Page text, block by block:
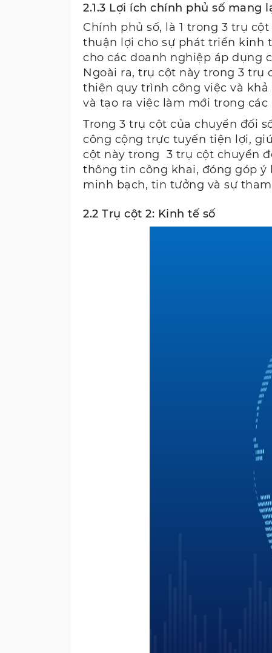
2.1.3 Lợi ích chính phủ số mang
Chính phủ số, là 1 trong 3 trụ
thuận lợi cho sự phát triển kinh
cho các doanh nghiệp áp dụng
Ngoài ra, trụ cột này trong 3 trụ
thiện quy trình công việc và
và tạo ra việc làm mới trong
Trong 3 trụ cột của chuyển đối
công cộng trực tuyến tiện lợi,
cột này trong 3 trụ cột chuyển
thông tin công khai, đóng góp
minh bạch, tin tưởng và sự
2.2 Trụ cột 2: Kinh tế số